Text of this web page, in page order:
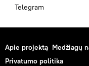
Telegram
Apie projektą Medžiagų
Privatumo politika